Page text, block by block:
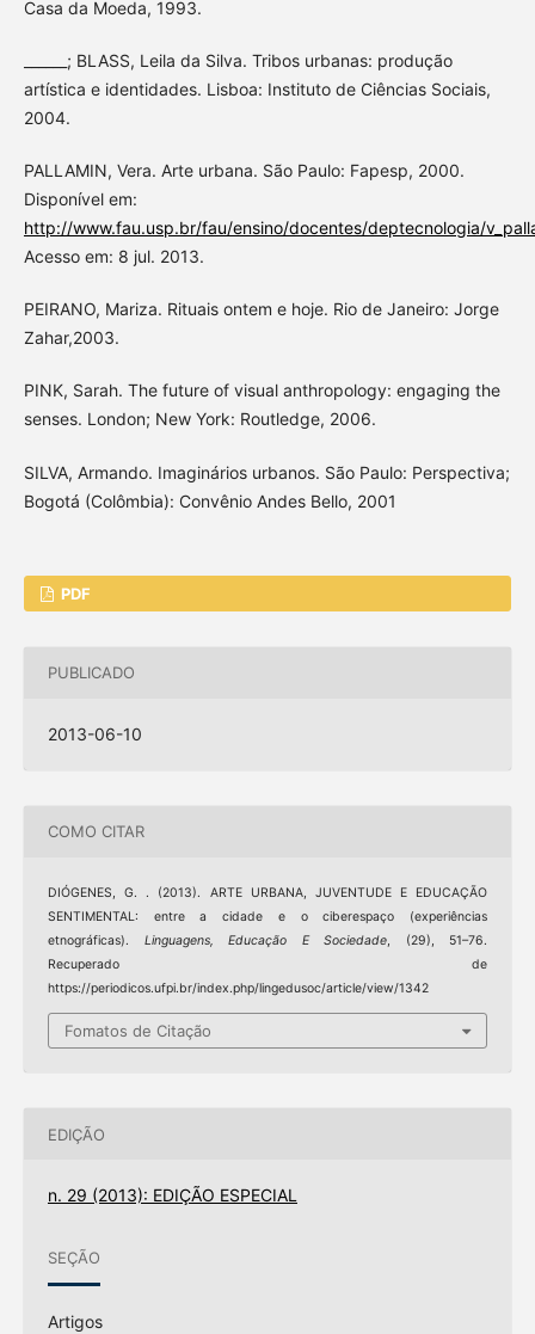
Casa da Moeda, 1993.
______; BLASS, Leila da Silva. Tribos urbanas: produção
artística e identidades. Lisboa: Instituto de Ciências Sociais,
2004.
PALLAMIN, Vera. Arte urbana. São Paulo: Fapesp, 2000.
Disponível em:
http://www.fau.usp.br/fau/ensino/docentes/deptecnologia/
Acesso em: 8 jul. 2013.
PEIRANO, Mariza. Rituais ontem e hoje. Rio de Janeiro: Jorge
Zahar,2003.
PINK, Sarah. The future of visual anthropology: engaging the
senses. London; New York: Routledge, 2006.
SILVA, Armando. Imaginários urbanos. São Paulo: Perspectiva;
Bogotá (Colômbia): Convênio Andes Bello, 2001
PDF
PUBLICADO
2013-06-10
COMO CITAR
DIÓGENES, G. . (2013). ARTE URBANA, JUVENTUDE E EDUCAÇÃO
SENTIMENTAL: entre a cidade e o ciberespaço (experiências
etnográficas). Linguagens, Educação E Sociedade , (29), 51–76.
Recuperado de
https://periodicos.ufpi.br/index.php/lingedusoc/article/view/1342
Fomatos de Citação
EDIÇÃO
n. 29 (2013): EDIÇÃO ESPECIAL
SEÇÃO
Artigos